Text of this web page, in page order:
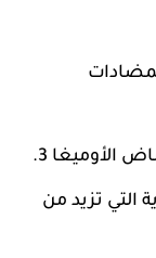
الأوميغا 3.
التي تزيد من